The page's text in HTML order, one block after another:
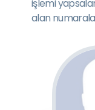
işlemi
alan